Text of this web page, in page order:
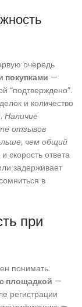
очередь
—
“подтверждено”.
и количество
Наличие
отзывов
чем общий
скорость ответа
задерживает
в
при
понимать:
площадкой —
регистрации